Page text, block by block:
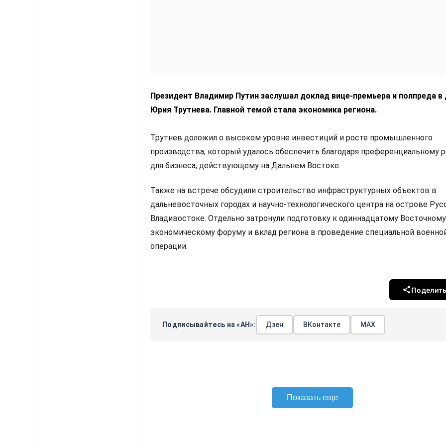
Президент Владимир Путин заслушал доклад вице-премьера и полпреда
Юрия Трутнева. Главной темой стала экономика региона.
Трутнев доложил о высоком уровне инвестиций и росте промышленного
производства, который удалось обеспечить благодаря преференциальному
для бизнеса, действующему на Дальнем Востоке.
Также на встрече обсудили строительство инфраструктурных объектов в
дальневосточных городах и научно-технологического центра на острове
Владивостоке. Отдельно затронули подготовку к одиннадцатому Восточному
экономическому форуму и вклад региона в проведение специальной
операции.
Подписывайтесь на «АН»: Дзен ВКонтакте МАХ
Показать еще